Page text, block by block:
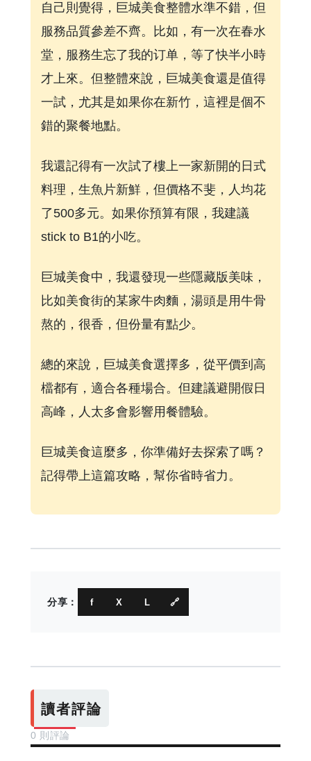
自己則覺得，巨城美食整體水準不錯，但
服務品質參差不齊。比如，有一次在春水
堂，服務生忘了我的订单，等了快半小時
才上來。但整體來說，巨城美食還是值得
一試，尤其是如果你在新竹，這裡是個不
錯的聚餐地點。
我還記得有一次試了樓上一家新開的日式
料理，生魚片新鮮，但價格不斐，人均花
了500多元。如果你預算有限，我建議
stick to B1的小吃。
巨城美食中，我還發現一些隱藏版美味，
比如美食街的某家牛肉麵，湯頭是用牛骨
熬的，很香，但份量有點少。
總的來說，巨城美食選擇多，從平價到高
檔都有，適合各種場合。但建議避開假日
高峰，人太多會影響用餐體驗。
巨城美食這麼多，你準備好去探索了嗎？
記得帶上這篇攻略，幫你省時省力。
分享： f X L 🔗
讀者評論
0 則評論